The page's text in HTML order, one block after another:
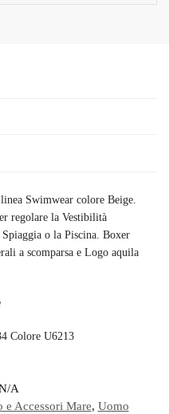
Swimwear colore Beige.
regolare la Vestibilità
o la Piscina. Boxer
a scomparsa e Logo aquila
Colore U6213
A
e Accessori Mare, Uomo